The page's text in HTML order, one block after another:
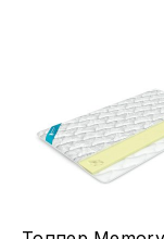
Этот